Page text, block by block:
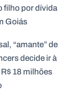
filho por dívida
Goiás
“amante” de
decide ir à
18 milhões